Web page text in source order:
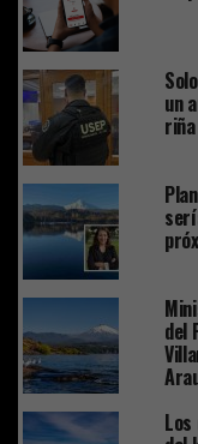
un
del